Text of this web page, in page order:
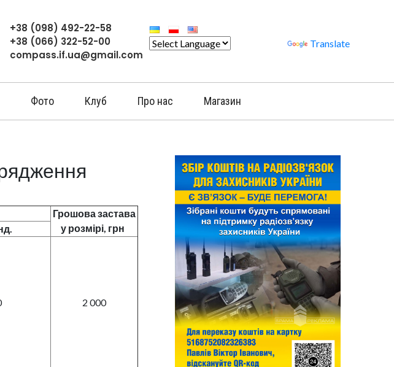
+38 (098) 492-22-58
+38 (066) 322-52-00
compass.if.ua@gmail.com
Translate
Фото Клуб Про нас Магазин
Грошова застава
у розмірі, грн
2 000